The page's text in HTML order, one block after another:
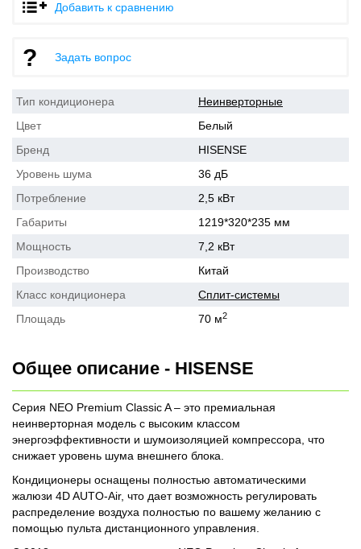
Добавить к сравнению
Задать вопрос
Тип кондиционера
Неинверторные
Цвет
Белый
Бренд
HISENSE
Уровень шума
36 дБ
Потребление
2,5 кВт
Габариты
1219*320*235 мм
Мощность
7,2 кВт
Производство
Китай
Класс кондиционера
Сплит-системы
Площадь
70 м2
Общее описание - HISENSE
Серия NEO Premium Classic A – это премиальная
неинверторная модель с высоким классом
энергоэффективности и шумоизоляцией компрессора, что
снижает уровень шума внешнего блока.
Кондиционеры оснащены полностью автоматическими
жалюзи 4D AUTO-Air, что дает возможность регулировать
распределение воздуха полностью по вашему желанию с
помощью пульта дистанционного управления.